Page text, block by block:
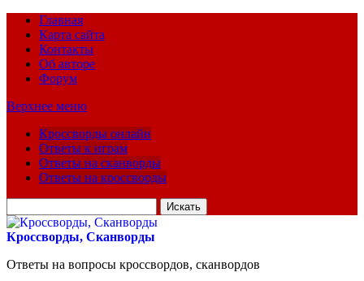
Главная
Карта сайта
Контакты
Об авторе
Форум
Верхнее меню
Кроссворды онлайн
Ответы к играм
Ответы на сканворды
Ответы на кроссворды
для:
Кроссворды, Сканворды
Ответы на вопросы кроссвордов, сканвордов